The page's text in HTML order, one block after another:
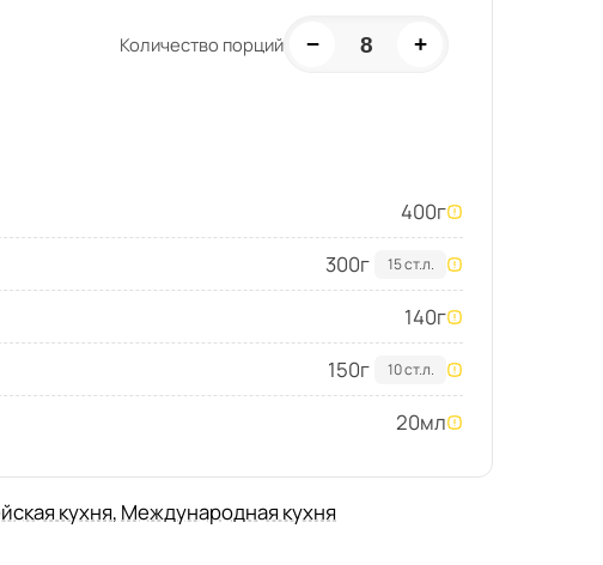
Количество порций − 8 +
400г
300г 15 ст.л.
140г
150г 10 ст.л.
20мл
кухня, Международная кухня